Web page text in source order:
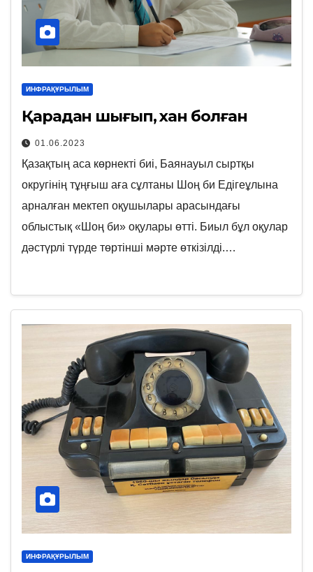
ИНФРАҚҰРЫЛЫМ
Қарадан шығып, хан болған
01.06.2023
Қазақтың аса көрнекті биі, Баянауыл сыртқы
округінің тұңғыш аға сұлтаны Шоң би Едігеұлына
арналған мектеп оқушылары арасындағы
облыстық «Шоң би» оқулары өтті. Биыл бұл оқулар
дәстүрлі түрде төртінші мәрте өткізілді.…
ИНФРАҚҰРЫЛЫМ